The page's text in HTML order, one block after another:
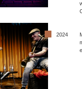
2024